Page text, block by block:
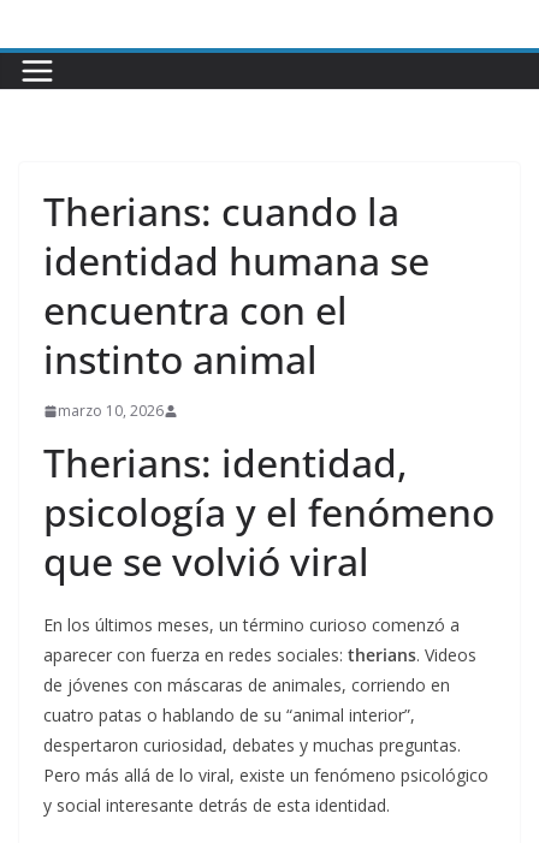
al
contenido
Therians: cuando la
identidad humana se
encuentra con el
instinto animal
marzo 10, 2026
Therians: identidad,
psicología y el fenómeno
que se volvió viral
En los últimos meses, un término curioso comenzó a
aparecer con fuerza en redes sociales: therians. Videos
de jóvenes con máscaras de animales, corriendo en
cuatro patas o hablando de su “animal interior”,
despertaron curiosidad, debates y muchas preguntas.
Pero más allá de lo viral, existe un fenómeno psicológico
y social interesante detrás de esta identidad.